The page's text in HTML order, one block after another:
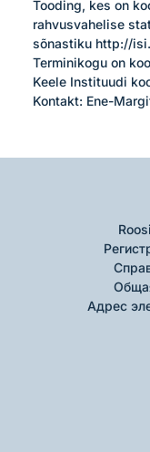
Tooding, kes on
rahvusvahelise
sõnastiku http://
Terminikogu on
Keele Instituudi
Kontakt: Ene-
Адрес